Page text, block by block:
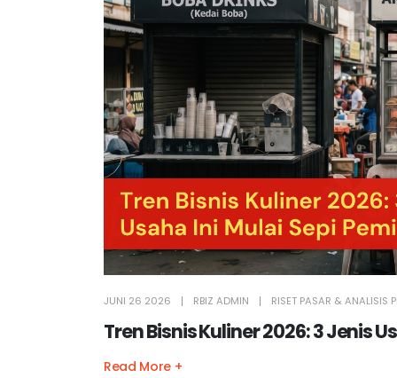
JUNI 26 2026 RBIZ ADMIN RISET PASAR & ANALISIS
Tren Bisnis Kuliner 2026: 3 Jenis
Read More +